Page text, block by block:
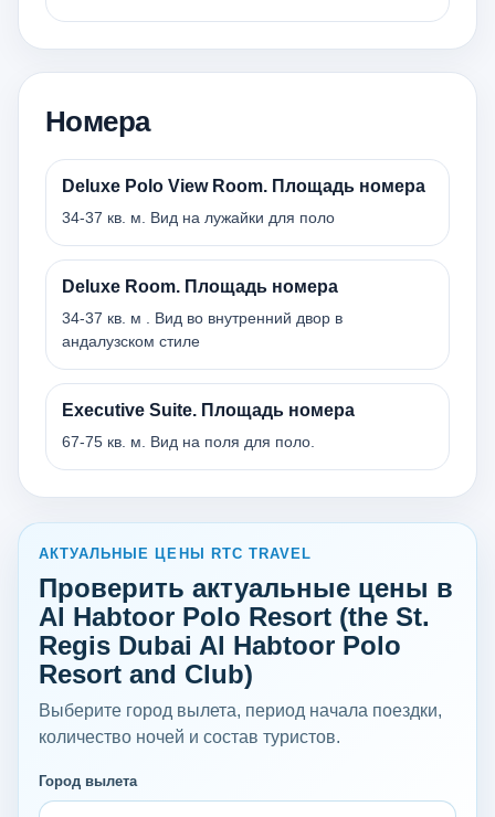
Номера
Deluxe Polo View Room. Площадь номера
34-37 кв. м. Вид на лужайки для поло
Deluxe Room. Площадь номера
34-37 кв. м . Вид во внутренний двор в
андалузском стиле
Executive Suite. Площадь номера
67-75 кв. м. Вид на поля для поло.
АКТУАЛЬНЫЕ ЦЕНЫ RTC TRAVEL
Проверить актуальные цены в
Al Habtoor Polo Resort (the St.
Regis Dubai Al Habtoor Polo
Resort and Club)
Выберите город вылета, период начала поездки,
количество ночей и состав туристов.
Город вылета